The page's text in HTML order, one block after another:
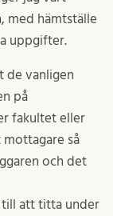
med hämtställe
uppgifter.
de vanligen
på
fakultet eller
så
och det
till att titta under